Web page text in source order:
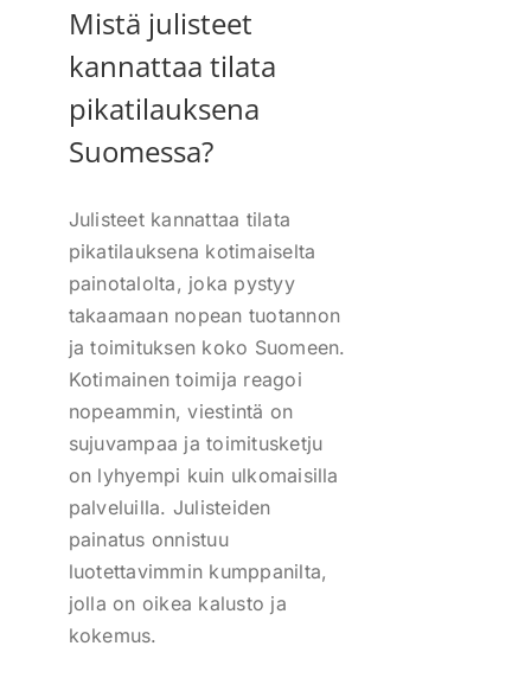
Mistä julisteet
kannattaa tilata
pikatilauksena
Suomessa?
Julisteet kannattaa tilata
pikatilauksena kotimaiselta
painotalolta, joka pystyy
takaamaan nopean tuotannon
ja toimituksen koko Suomeen.
Kotimainen toimija reagoi
nopeammin, viestintä on
sujuvampaa ja toimitusketju
on lyhyempi kuin ulkomaisilla
palveluilla. Julisteiden
painatus onnistuu
luotettavimmin kumppanilta,
jolla on oikea kalusto ja
kokemus.